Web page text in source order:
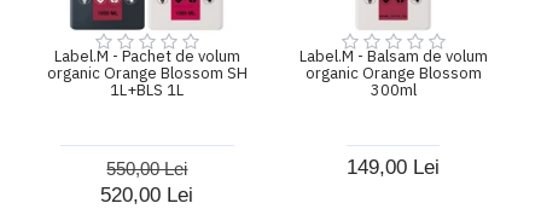
Label.M - Pachet de volum
organic Orange Blossom SH
1L+BLS 1L
520,00 Lei
550,00 Lei
Label.M - Balsam de volum
organic Orange Blossom
300ml
149,00 Lei